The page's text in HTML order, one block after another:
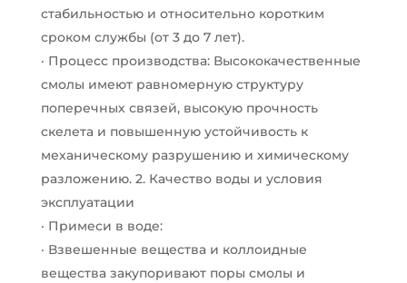
стабильностью и относительно коротким
сроком службы (от 3 до 7 лет).
· Процесс производства: Высококачественные
смолы имеют равномерную структуру
поперечных связей, высокую прочность
скелета и повышенную устойчивость к
механическому разрушению и химическому
разложению. 2. Качество воды и условия
эксплуатации
· Примеси в воде:
· Взвешенные вещества и коллоидные
вещества закупоривают поры смолы и